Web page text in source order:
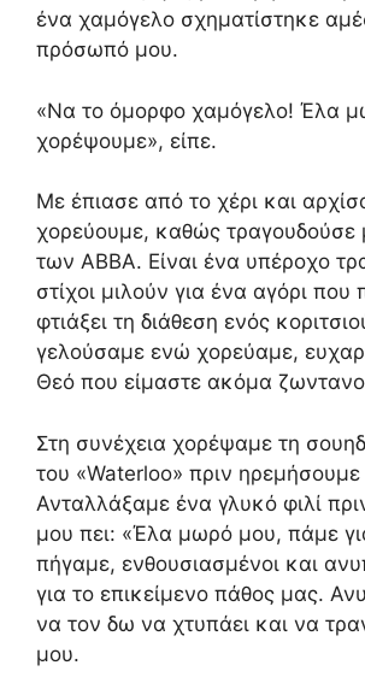
ένα χαμόγελο σχηματίστηκε
πρόσωπό μου.
«Να το όμορφο χαμόγελο! Έλα
χορέψουμε», είπε.
Με έπιασε από το χέρι και
χορεύουμε, καθώς τραγουδούσε
των ABBA. Είναι ένα υπέροχο
στίχοι μιλούν για ένα αγόρι που
φτιάξει τη διάθεση ενός
γελούσαμε ενώ χορεύαμε,
Θεό που είμαστε ακόμα
Στη συνέχεια χορέψαμε τη
του «Waterloo» πριν ηρεμήσουμε
Ανταλλάξαμε ένα γλυκό φιλί
μου πει: «Έλα μωρό μου, πάμε
πήγαμε, ενθουσιασμένοι και
για το επικείμενο πάθος μας.
να τον δω να χτυπάει και να
μου.